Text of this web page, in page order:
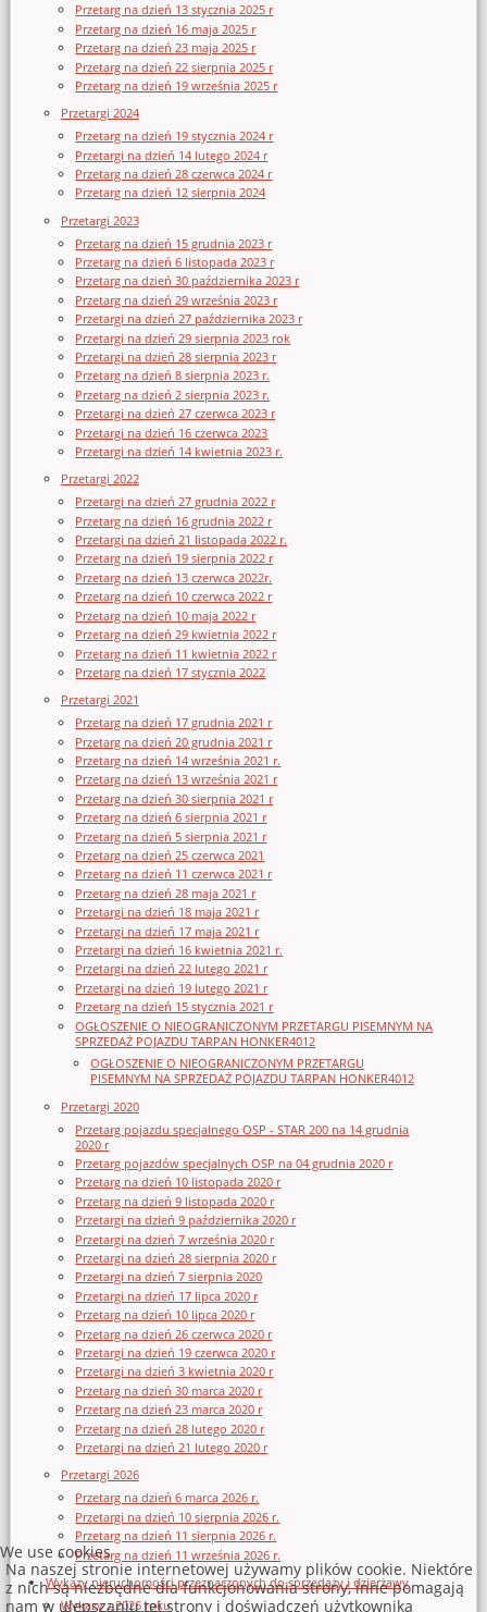
Przetarg na dzień 13 stycznia 2025 r
Przetarg na dzień 16 maja 2025 r
Przetarg na dzień 23 maja 2025 r
Przetarg na dzień 22 sierpnia 2025 r
Przetarg na dzień 19 września 2025 r
Przetargi 2024
Przetarg na dzień 19 stycznia 2024 r
Przetargi na dzień 14 lutego 2024 r
Przetarg na dzień 28 czerwca 2024 r
Przetarg na dzień 12 sierpnia 2024
Przetargi 2023
Przetarg na dzień 15 grudnia 2023 r
Przetarg na dzień 6 listopada 2023 r
Przetarg na dzień 30 października 2023 r
Przetarg na dzień 29 września 2023 r
Przetargi na dzień 27 października 2023 r
Przetargi na dzień 29 sierpnia 2023 rok
Przetargi na dzień 28 sierpnia 2023 r
Przetarg na dzień 8 sierpnia 2023 r.
Przetarg na dzień 2 sierpnia 2023 r.
Przetargi na dzień 27 czerwca 2023 r
Przetargi na dzień 16 czerwca 2023
Przetargi na dzień 14 kwietnia 2023 r.
Przetargi 2022
Przetargi na dzień 27 grudnia 2022 r
Przetarg na dzień 16 grudnia 2022 r
Przetargi na dzień 21 listopada 2022 r.
Przetarg na dzień 19 sierpnia 2022 r
Przetarg na dzień 13 czerwca 2022r.
Przetarg na dzień 10 czerwca 2022 r
Przetarg na dzień 10 maja 2022 r
Przetarg na dzień 29 kwietnia 2022 r
Przetarg na dzień 11 kwietnia 2022 r
Przetarg na dzień 17 stycznia 2022
Przetargi 2021
Przetarg na dzień 17 grudnia 2021 r
Przetarg na dzień 20 grudnia 2021 r
Przetarg na dzień 14 września 2021 r.
Przetarg na dzień 13 września 2021 r
Przetarg na dzień 30 sierpnia 2021 r
Przetarg na dzień 6 sierpnia 2021 r
Przetarg na dzień 5 sierpnia 2021 r
Przetarg na dzień 25 czerwca 2021
Przetarg na dzień 11 czerwca 2021 r
Przetarg na dzień 28 maja 2021 r
Przetargi na dzień 18 maja 2021 r
Przetargi na dzień 17 maja 2021 r
Przetargi na dzień 16 kwietnia 2021 r.
Przetargi na dzień 22 lutego 2021 r
Przetargi na dzień 19 lutego 2021 r
Przetarg na dzień 15 stycznia 2021 r
OGŁOSZENIE O NIEOGRANICZONYM PRZETARGU PISEMNYM NA
SPRZEDAŻ POJAZDU TARPAN HONKER4012
OGŁOSZENIE O NIEOGRANICZONYM PRZETARGU
PISEMNYM NA SPRZEDAŻ POJAZDU TARPAN HONKER4012
Przetargi 2020
Przetarg pojazdu specjalnego OSP - STAR 200 na 14 grudnia
2020 r
Przetarg pojazdów specjalnych OSP na 04 grudnia 2020 r
Przetarg na dzień 10 listopada 2020 r
Przetarg na dzień 9 listopada 2020 r
Przetargi na dzień 9 października 2020 r
Przetargi na dzień 7 września 2020 r
Przetargi na dzień 28 sierpnia 2020 r
Przetargi na dzień 7 sierpnia 2020
Przetargi na dzień 17 lipca 2020 r
Przetarg na dzień 10 lipca 2020 r
Przetarg na dzień 26 czerwca 2020 r
Przetargi na dzień 19 czerwca 2020 r
Przetargi na dzień 3 kwietnia 2020 r
Przetarg na dzień 30 marca 2020 r
Przetarg na dzień 23 marca 2020 r
Przetarg na dzień 28 lutego 2020 r
Przetargi na dzień 21 lutego 2020 r
Przetargi 2026
Przetarg na dzień 6 marca 2026 r.
Przetargi na dzień 10 sierpnia 2026 r.
Przetarg na dzień 11 sierpnia 2026 r.
Przetarg na dzień 11 września 2026 r.
Wykazy nieruchomości przeznaczonych do sprzedaży i dzierżawy
Wykazy z 2026 roku
We use cookies
Na naszej stronie internetowej używamy plików cookie. Niektóre
z nich są niezbędne dla funkcjonowania strony, inne pomagają
nam w ulepszaniu tej strony i doświadczeń użytkownika